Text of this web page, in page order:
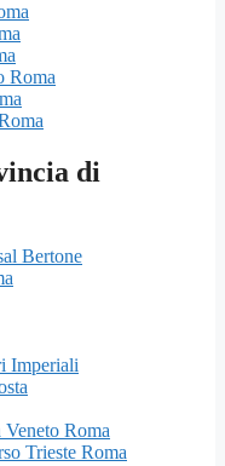
Roma
di
Bertone
Imperiali
Roma
Trieste Roma